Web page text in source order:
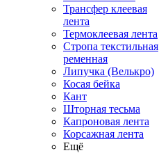
Трансфер клеевая
лента
Термоклеевая лента
Стропа текстильная
ременная
Липучка (Велькро)
Косая бейка
Кант
Шторная тесьма
Капроновая лента
Корсажная лента
Ещё